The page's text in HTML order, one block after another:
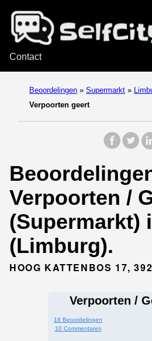
Contact
Beoordelingen » Supermarkt »
Verpoorten geert
Verpoorten /
(Supermarkt)
(Limburg).
HOOG KATTENBOS 17,
Verpoorten /
18 Beoordelingen
10 Commentaren